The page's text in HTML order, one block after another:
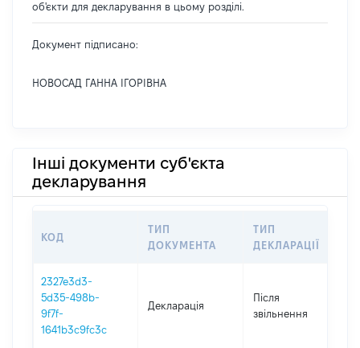
об'єкти для декларування в цьому розділі.
Документ підписано:
НОВОСАД ГАННА ІГОРІВНА
Інші документи суб'єкта
декларування
КОД
ТИП
ДОКУМЕНТА
ТИП
ДЕКЛАРАЦІЇ
2327e3d3-
5d35-498b-
9f7f-
1641b3c9fc3c
Декларація
Після
звільнення